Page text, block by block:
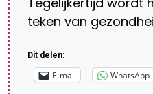
teken van
Dit delen:
E-mail WhatsApp